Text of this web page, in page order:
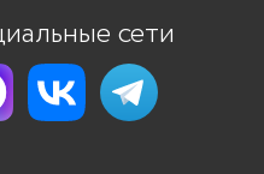
сети